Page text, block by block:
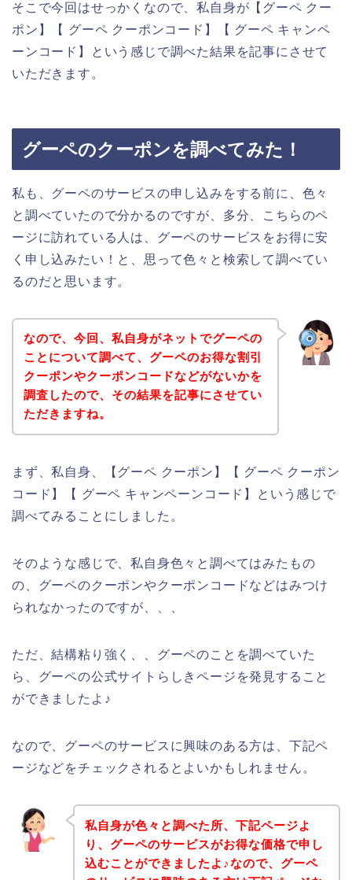
そこで今回はせっかくなので、私自身が【グーペ クー
ポン】【 グーペ クーポンコード】【 グーペ キャンペ
ーンコード】という感じで調べた結果を記事にさせて
いただきます。
グーペのクーポンを調べてみた！
私も、グーペのサービスの申し込みをする前に、色々
と調べていたので分かるのですが、多分、こちらのペ
ージに訪れている人は、グーペのサービスをお得に安
く申し込みたい！と、思って色々と検索して調べてい
るのだと思います。
なので、今回、私自身がネットでグーペの
ことについて調べて、グーペのお得な割引
クーポンやクーポンコードなどがないかを
調査したので、その結果を記事にさせてい
ただきますね。
まず、私自身、【グーペ クーポン】【 グーペ クーポン
コード】【 グーペ キャンペーンコード】という感じで
調べてみることにしました。
そのような感じで、私自身色々と調べてはみたもの
の、グーペのクーポンやクーポンコードなどはみつけ
られなかったのですが、、、
ただ、結構粘り強く、、グーペのことを調べていた
ら、グーペの公式サイトらしきページを発見すること
ができましたよ♪
なので、グーペのサービスに興味のある方は、下記ペ
ージなどをチェックされるとよいかもしれません。
私自身が色々と調べた所、下記ページよ
り、グーペのサービスがお得な価格で申し
込むことができましたよ♪なので、グーペ